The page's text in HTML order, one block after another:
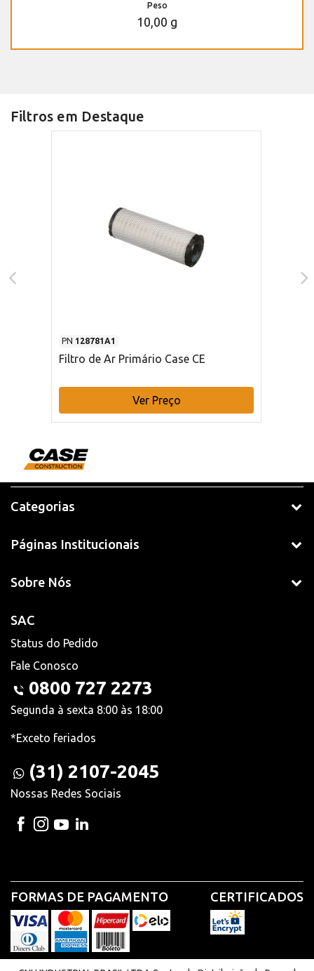
Peso
10,00 g
Filtros em Destaque
PN 128781A1
Filtro de Ar Primário Case CE
Ver Preço
Categorias
Páginas Institucionais
Sobre Nós
SAC
Status do Pedido
Fale Conosco
0800 727 2273
Segunda à sexta 8:00 às 18:00
*Exceto feriados
(31) 2107-2045
Nossas Redes Sociais
FORMAS DE PAGAMENTO CERTIFICADOS